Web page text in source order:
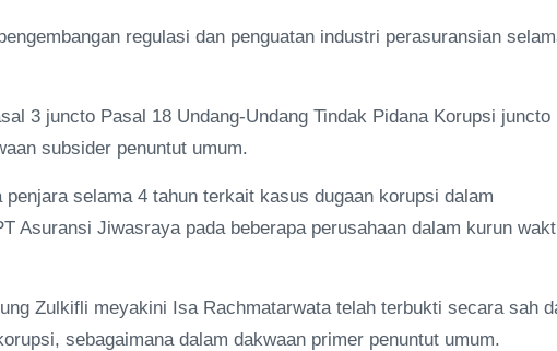
regulasi dan penguatan industri perasuransian
3 juncto Pasal 18 Undang-Undang Tindak Pidana Korupsi juncto
subsider penuntut umum.
selama 4 tahun terkait kasus dugaan korupsi dalam
Asuransi Jiwasraya pada beberapa perusahaan dalam kurun
Zulkifli meyakini Isa Rachmatarwata telah terbukti secara sah
sebagaimana dalam dakwaan primer penuntut umum.